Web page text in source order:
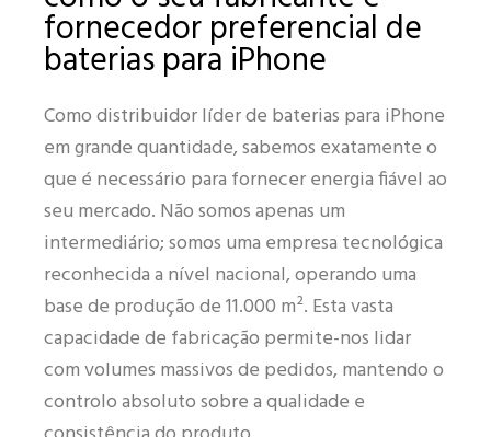
fornecedor preferencial de
baterias para iPhone
Como distribuidor líder de baterias para iPhone
em grande quantidade, sabemos exatamente o
que é necessário para fornecer energia fiável ao
seu mercado. Não somos apenas um
intermediário; somos uma empresa tecnológica
reconhecida a nível nacional, operando uma
base de produção de 11.000 m². Esta vasta
capacidade de fabricação permite-nos lidar
com volumes massivos de pedidos, mantendo o
controlo absoluto sobre a qualidade e